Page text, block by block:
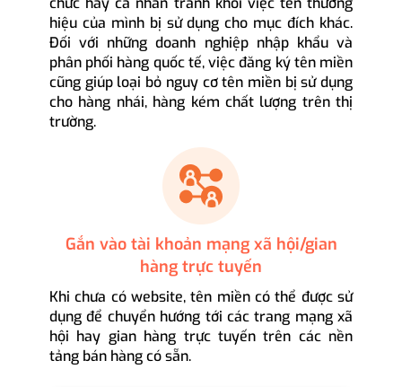
hiệu của mình bị sử dụng cho mục đích khác.
Đối với những doanh nghiệp nhập khẩu và
phân phối hàng quốc tế, việc đăng ký tên miền
cũng giúp loại bỏ nguy cơ tên miền bị sử dụng
cho hàng nhái, hàng kém chất lượng trên thị
trường.
Gắn vào tài khoản mạng xã hội/gian
hàng trực tuyến
Khi chưa có website, tên miền có thể được sử
dụng để chuyển hướng tới các trang mạng xã
hội hay gian hàng trực tuyến trên các nền
tảng bán hàng có sẵn.